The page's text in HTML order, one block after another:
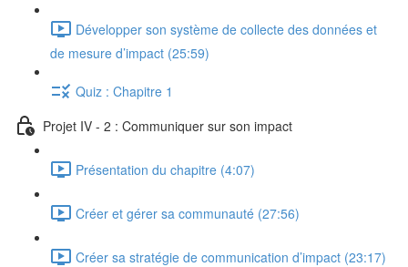
Développer son système de collecte des données et
de mesure d’impact (25:59)
Quiz : Chapitre 1
Projet IV - 2 : Communiquer sur son impact
Présentation du chapitre (4:07)
Créer et gérer sa communauté (27:56)
Créer sa stratégie de communication d’impact (23:17)